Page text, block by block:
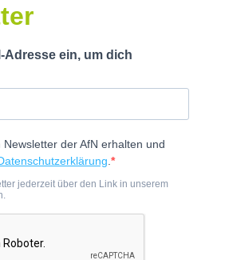
Adresse ein, um dich
der AfN erhalten und
jederzeit über den Link in unserem